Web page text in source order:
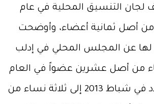
لجان التنسيق المحلية في عام
من أصل ثمانية أعضاء، وأوضحت
لها عن المجلس المحلي في إدلب
من أصل عشرين عضواً في العام
2012، وتراجع العدد في شباط 2013 إلى ثلاثة نساء من